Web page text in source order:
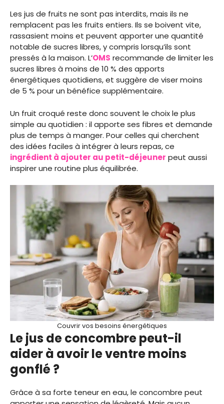
Les jus de fruits ne sont pas interdits, mais ils ne
remplacent pas les fruits entiers. Ils se boivent vite,
rassasient moins et peuvent apporter une quantité
notable de sucres libres, y compris lorsqu’ils sont
pressés à la maison. L’OMS recommande de limiter les
sucres libres à moins de 10 % des apports
énergétiques quotidiens, et suggère de viser moins
de 5 % pour un bénéfice supplémentaire.
Un fruit croqué reste donc souvent le choix le plus
simple au quotidien : il apporte ses fibres et demande
plus de temps à manger. Pour celles qui cherchent
des idées faciles à intégrer à leurs repas, ce
ingrédient à ajouter au petit-déjeuner peut aussi
inspirer une routine plus équilibrée.
Couvrir vos besoins énergétiques
Le jus de concombre peut-il
aider à avoir le ventre moins
gonflé ?
Grâce à sa forte teneur en eau, le concombre peut